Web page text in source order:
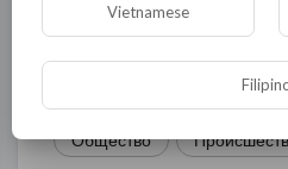
Политика
Общество
Vietnamese